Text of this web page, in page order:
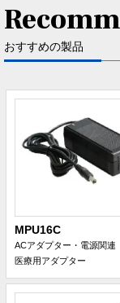
おすすめの製品
MPU16C
ACアダプター・電源関連
医療用アダプター